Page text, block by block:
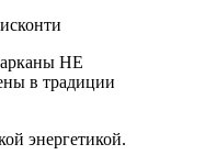
НЕ
в традиции
энергетикой.